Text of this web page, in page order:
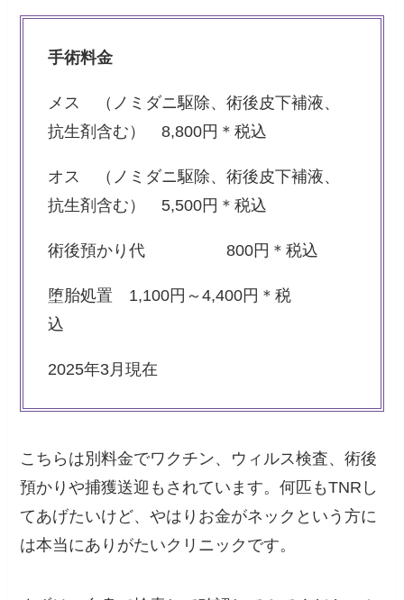
手術料金
メス （ノミダニ駆除、術後皮下補液、
抗生剤含む） 8,800円＊税込
オス （ノミダニ駆除、術後皮下補液、
抗生剤含む） 5,500円＊税込
術後預かり代 800円＊税込
堕胎処置 1,100円～4,400円＊税
込
2025年3月現在
こちらは別料金でワクチン、ウィルス検査、術後
預かりや捕獲送迎もされています。何匹もTNRし
てあげたいけど、やはりお金がネックという方に
は本当にありがたいクリニックです。